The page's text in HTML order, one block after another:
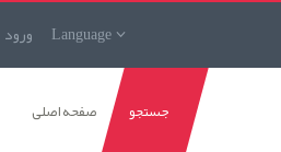
ورود Language
جستجو صفحه اصلی